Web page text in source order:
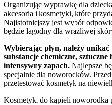
Organizując wyprawkę dla
akcesoria i kosmetyki, które
Najistotniejszy jest wybór
będzie łagodny dla wrażliwej
Wybierając płyn, należy
substancje chemiczne,
intensywny zapach. Najlepsze
specjalnie dla noworodków.
przetestować kosmetyk na
Kosmetyki do kąpieli noworodka